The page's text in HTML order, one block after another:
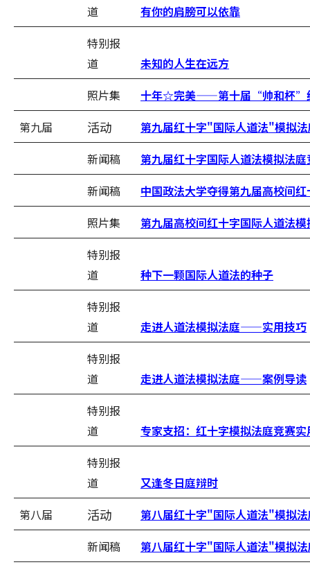
道
有你的肩膀可以依靠
特别报
道
未知的人生在远方
照片集
十年☆完美——第十届“帅和杯”
第九届
活动
第九届红十字"国际人道法"模拟
新闻稿
第九届红十字国际人道法模拟法
新闻稿
中国政法大学夺得第九届高校间
照片集
第九届高校间红十字国际人道法
特别报
道
种下一颗国际人道法的种子
特别报
道
走进人道法模拟法庭——实用技巧
特别报
道
走进人道法模拟法庭——案例导读
特别报
道
专家支招：红十字模拟法庭竞赛实
特别报
道
又逢冬日庭辩时
第八届
活动
第八届红十字"国际人道法"模拟
新闻稿
第八届红十字"国际人道法"模拟